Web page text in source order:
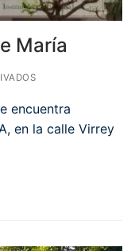
María
encuentra
en la calle Virrey